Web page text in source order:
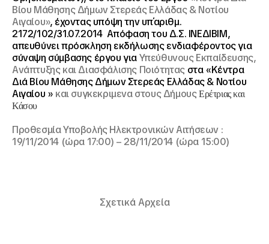
Βίου Μάθησης Δήμων Στερεάς Ελλάδας & Νοτίου
Αιγαίου», έχοντας υπόψη την υπ΄αριθμ.
2172/102/31.07.2014 Απόφαση του Δ.Σ. ΙΝΕΔΙΒΙΜ,
απευθύνει πρόσκληση εκδήλωσης ενδιαφέροντος για
σύναψη σύμβασης έργου γιαΥπεύθυνους Εκπαίδευσης,
Ανάπτυξης και Διασφάλισης Ποιότητας στα «Κέντρα
Διά Βίου Μάθησης Δήμων Στερεάς Ελλάδας & Νοτίου
Αιγαίου » και συγκεκριμενα στους ΔήμουςΕρέτριας και
Κάσου
Προθεσμία Υποβολής Ηλεκτρονικών Αιτήσεων :
19/11/2014 (ώρα 17:00) – 28/11/2014 (ώρα 15:00)
Σχετικά Αρχεία